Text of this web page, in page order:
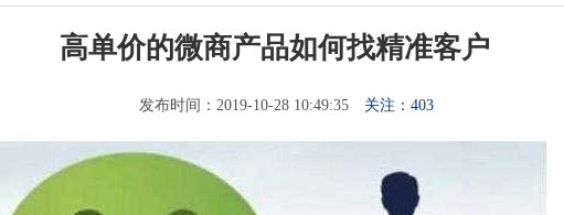
高单价的微商产品如何找精准客户
发布时间：2019-10-28 10:49:35 关注：403